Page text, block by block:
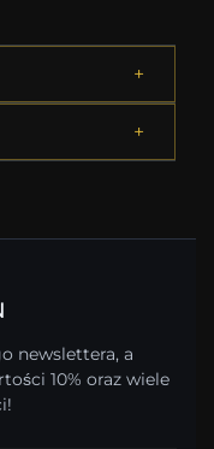
newslettera, a
10% oraz wiele